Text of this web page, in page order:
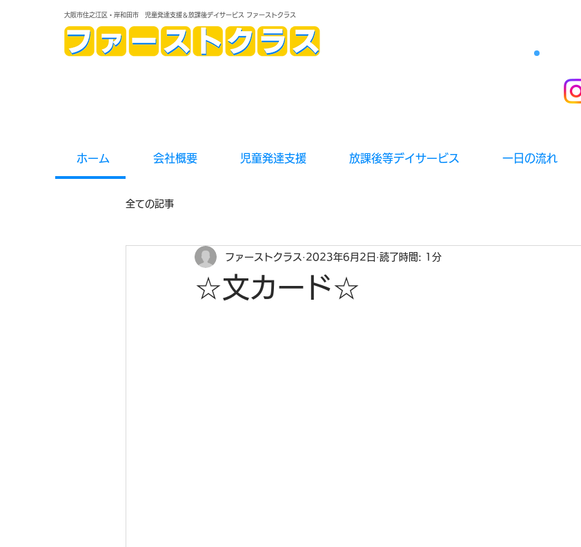
大阪市住之江区・岸和田市 児童発達支援＆放課後デイサービス ファーストクラス
ホーム 会社概要 児童発達支援 放課後等デイサービス 一日の流れ
全ての記事
☆文カード☆
ファーストクラス 2023年6月2日 読了時間: 1分